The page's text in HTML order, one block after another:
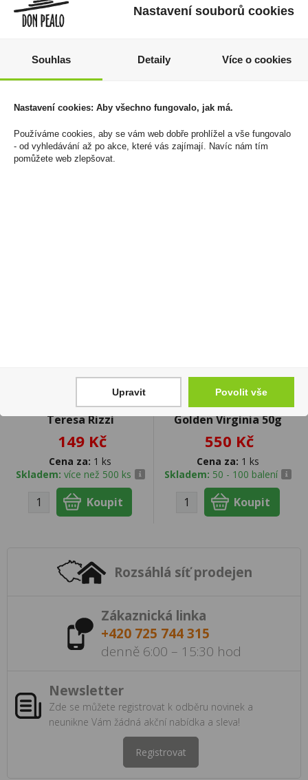
Vodka Smirnoff Red 1l
399 Kč
Cena za:1 ks
Goat #16 Crystal Ice
136 Kč
Prosecco DOC Brut 0,75l
Teresa Rizzi
149 Kč
Cena za: 1 ks
Skladem: více než 500 ks
Tabák cigaretový
Golden Virginia 50g
550 Kč
Cena za: 1 ks
Skladem: 50 - 100 balení
Rozsáhlá síť prodejen
Zákaznická linka
+420 725 744 315
denně 6:00 – 15:30 hod
Newsletter
Zde se můžete registrovat k odběru novinek a
neunikne Vám žádná akční nabídka a sleva!
Registrovat
Nastavení souborů cookies
Souhlas Detaily Více o cookies
Nastavení cookies: Aby všechno fungovalo, jak má.
Používáme cookies, aby se vám web dobře prohlížel a vše fungovalo
- od vyhledávání až po akce, které vás zajímají. Navíc nám tím
pomůžete web zlepšovat.
Upravit Povolit vše